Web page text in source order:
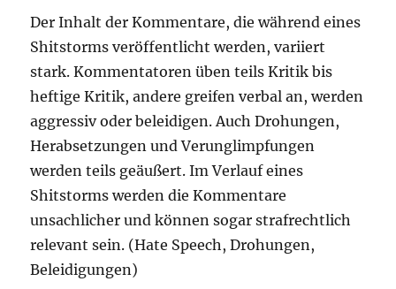
Der Inhalt der Kommentare, die während eines
Shitstorms veröffentlicht werden, variiert
stark. Kommentatoren üben teils Kritik bis
heftige Kritik, andere greifen verbal an, werden
aggressiv oder beleidigen. Auch Drohungen,
Herabsetzungen und Verunglimpfungen
werden teils geäußert. Im Verlauf eines
Shitstorms werden die Kommentare
unsachlicher und können sogar strafrechtlich
relevant sein. (Hate Speech, Drohungen,
Beleidigungen)